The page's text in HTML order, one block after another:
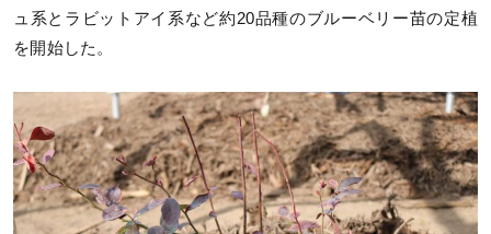
ュ系とラビットアイ系など約20品種のブルーベリー苗の定植
を開始した。